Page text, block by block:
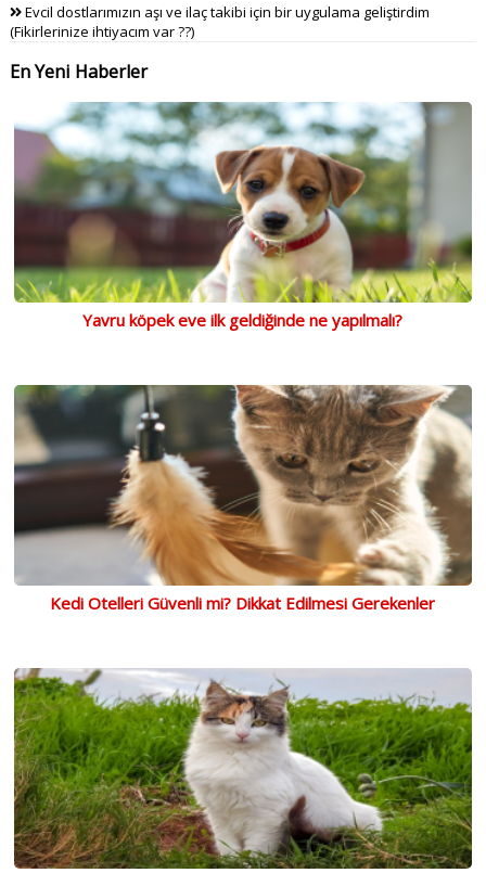
Evcil dostlarımızın aşı ve ilaç takibi için bir uygulama geliştirdim
(Fikirlerinize ihtiyacım var ??)
En Yeni Haberler
Yavru köpek eve ilk geldiğinde ne yapılmalı?
Kedi Otelleri Güvenli mi? Dikkat Edilmesi Gerekenler